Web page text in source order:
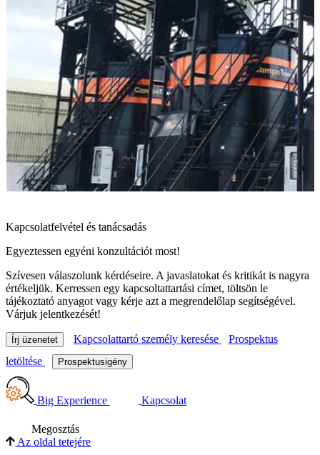
Kapcsolatfelvétel és tanácsadás
Egyeztessen egyéni konzultációt most!
Szívesen válaszolunk kérdéseire. A javaslatokat és kritikát is nagyra
értékeljük. Kerressen egy kapcsoltattartási címet, töltsön le
tájékoztató anyagot vagy kérje azt a megrendelőlap segítségével.
Várjuk jelentkezését!
Írj üzenetet Kapcsolattartó személy keresése
Prospektus
letöltése
Prospektusigény
Big Experience Kapcsolat
Megosztás
Az oldal tetejére